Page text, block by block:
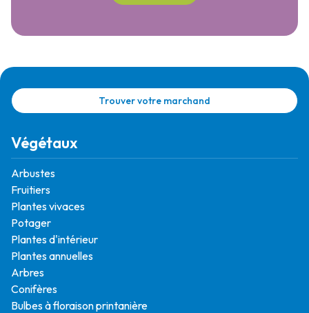
Trouver votre marchand
Végétaux
Arbustes
Fruitiers
Plantes vivaces
Potager
Plantes d'intérieur
Plantes annuelles
Arbres
Conifères
Bulbes à floraison printanière